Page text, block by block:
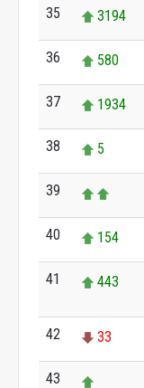
35 3194
36 580
37 1934
38 5
39
40 154
41 443
42 33
43